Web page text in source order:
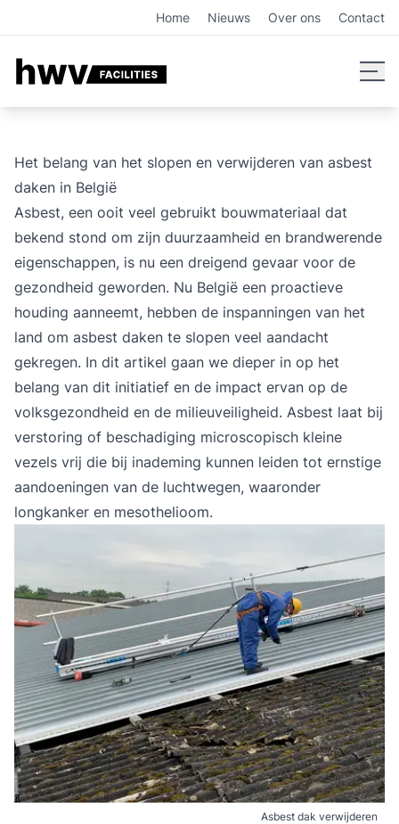
Asbest daken verwijderen: België's aanpak voor
Home Nieuws Over ons Contact
Het belang van het slopen en verwijderen van asbest
daken in België
Asbest, een ooit veel gebruikt bouwmateriaal dat
bekend stond om zijn duurzaamheid en brandwerende
eigenschappen, is nu een dreigend gevaar voor de
gezondheid geworden. Nu België een proactieve
houding aanneemt, hebben de inspanningen van het
land om asbest daken te slopen veel aandacht
gekregen. In dit artikel gaan we dieper in op het
belang van dit initiatief en de impact ervan op de
volksgezondheid en de milieuveiligheid. Asbest laat bij
verstoring of beschadiging microscopisch kleine
vezels vrij die bij inademing kunnen leiden tot ernstige
aandoeningen van de luchtwegen, waaronder
longkanker en mesothelioom.
Asbest dak verwijderen